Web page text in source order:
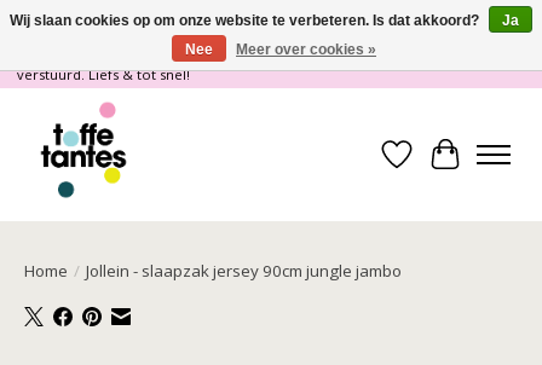
Wij gaan op vakantie! vanaf 4 juli t/m 21 juli worden er geen pakketjes
verstuurd. Liefs & tot snel!
Verlanglijst
Home / Jollein - slaapzak jersey 90cm jungle jambo
Wij slaan cookies op om onze website te verbeteren. Is dat akkoord?
Ja
Nee
Meer over cookies »